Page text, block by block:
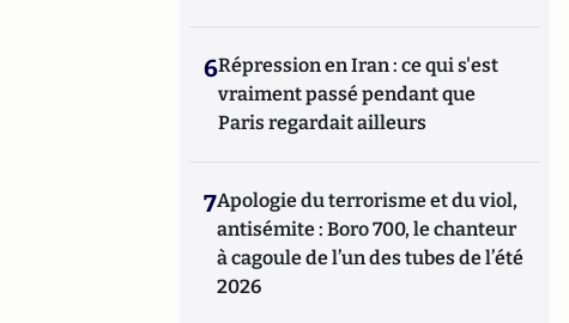
6Répression en Iran : ce qui s'est
vraiment passé pendant que
Paris regardait ailleurs
7Apologie du terrorisme et du viol,
antisémite : Boro 700, le chanteur
à cagoule de l’un des tubes de l’été
2026